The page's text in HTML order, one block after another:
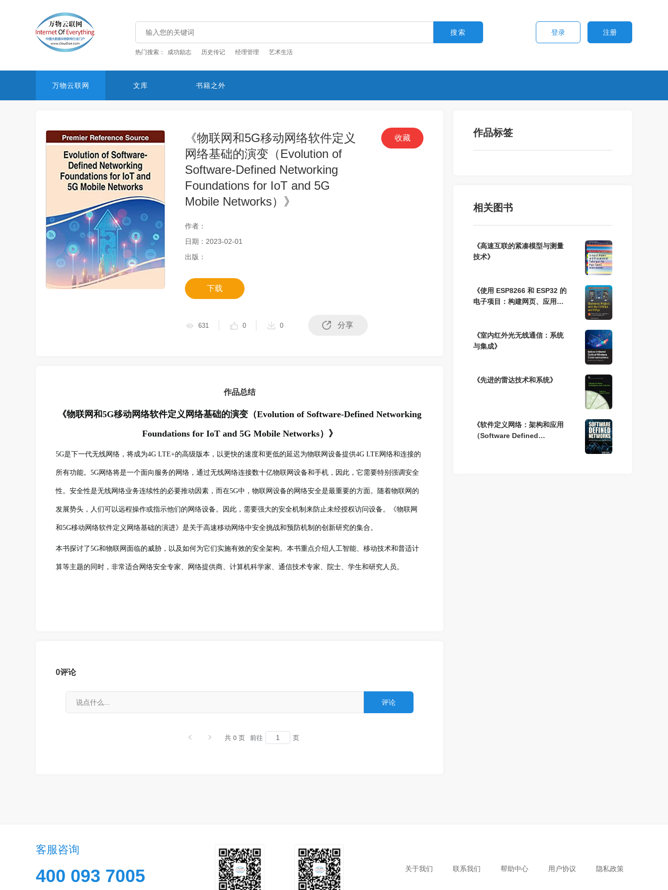
热门搜索： 成功励志 历史传记 经理管理 艺术生活
登录 注册
万物云联网 文库 书籍之外
《物联网和5G移动网络软件定义
网络基础的演变​（Evolution of
Software-Defined Networking
Foundations for IoT and 5G
Mobile Networks）》
作者：
日期：2023-02-01
出版：
下载
收藏
631 0 0 分享
作品总结
《物联网和5G移动网络软件定义网络基础的演变 （Evolution of Software-Defined Networking
Foundations for IoT and 5G Mobile Networks）》
5G是下一代无线网络，将成为4G LTE+的高级版本，以更快的速度和更低的延迟为物联网设备提供4G LTE网络和连接的
所有功能。5G网络将是一个面向服务的网络，通过无线网络连接数十亿物联网设备和手机，因此，它需要特别强调安全
性。安全性是无线网络业务连续性的必要推动因素，而在5G中，物联网设备的网络安全是最重要的方面。随着物联网的
发展势头，人们可以远程操作或指示他们的网络设备。因此，需要强大的安全机制来防止未经授权访问设备。《物联网
和5G移动网络软件定义网络基础的演进》是关于高速移动网络中安全挑战和预防机制的创新研究的集合。
本书探讨了5G和物联网面临的威胁，以及如何为它们实施有效的安全架构。本书重点介绍人工智能、移动技术和普适计
算等主题的同时，非常适合网络安全专家、网络提供商、计算机科学家、通信技术专家、院士、学生和研究人员。
0评论
共 0 页 前往 页
作品标签
相关图书
《高速互联的紧凑模型与测量
技术》
《使用 ESP8266 和 ESP32 的
电子项目：构建网页、应用程
《室内红外光无线通信：系统
与集成》
《先进的雷达技术和系统》
《软件定义网络：架构和应用
（Software Defined
客服咨询
400 093 7005 关于我们 联系我们 帮助中心 用户协议 隐私政策